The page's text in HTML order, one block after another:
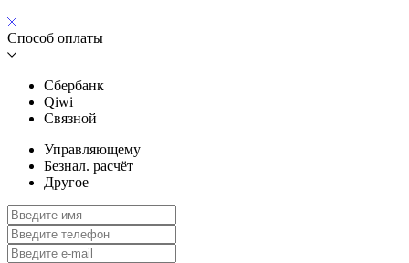
Способ оплаты
Сбербанк
Qiwi
Связной
Управляющему
Безнал. расчёт
Другое